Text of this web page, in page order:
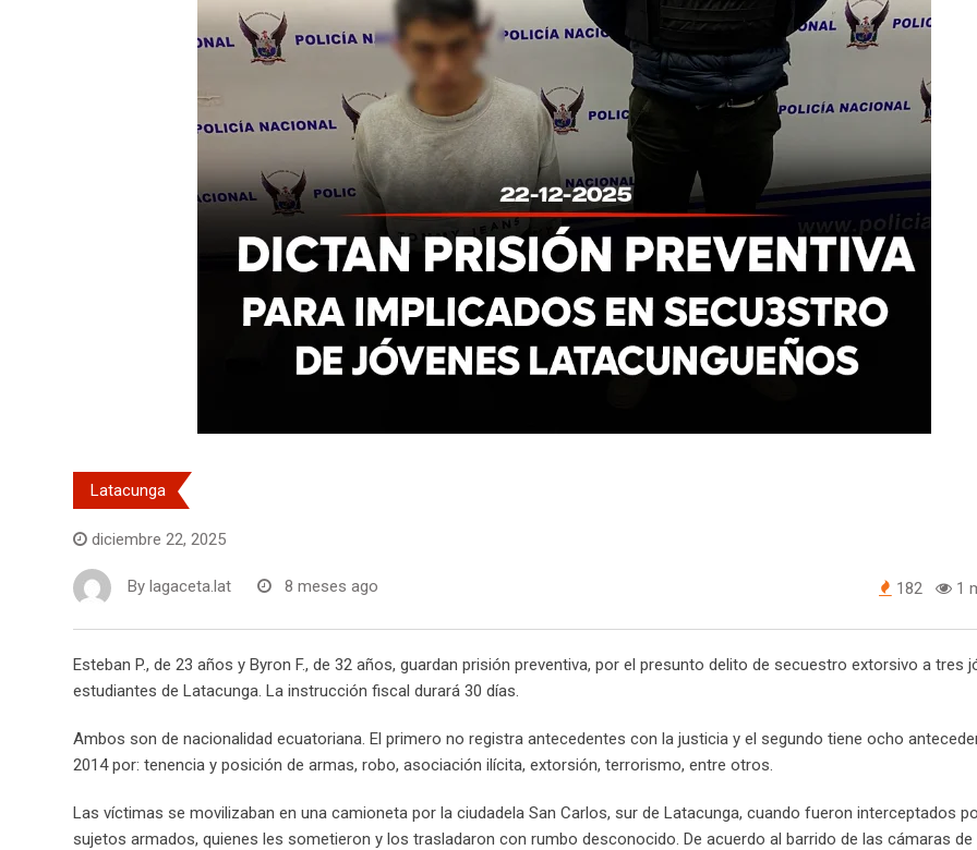
Latacunga
diciembre 22, 2025
By lagaceta.lat 8 meses ago 182 1
Esteban P., de 23 años y Byron F., de 32 años, guardan prisión preventiva, por el presunto delito de secuestro extorsivo a tres
estudiantes de Latacunga. La instrucción fiscal durará 30 días.
Ambos son de nacionalidad ecuatoriana. El primero no registra antecedentes con la justicia y el segundo tiene ocho
2014 por: tenencia y posición de armas, robo, asociación ilícita, extorsión, terrorismo, entre otros.
Las víctimas se movilizaban en una camioneta por la ciudadela San Carlos, sur de Latacunga, cuando fueron interceptados
sujetos armados, quienes les sometieron y los trasladaron con rumbo desconocido. De acuerdo al barrido de las cámaras de